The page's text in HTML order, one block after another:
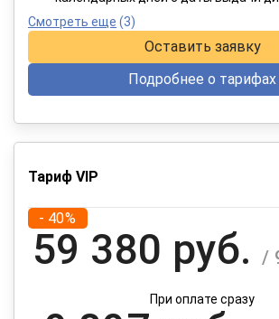
Смотреть еще (3)
Оставить заявку
Подробнее о тарифах
Тариф VIP
- 40%
59 380 руб. /
При оплате сразу